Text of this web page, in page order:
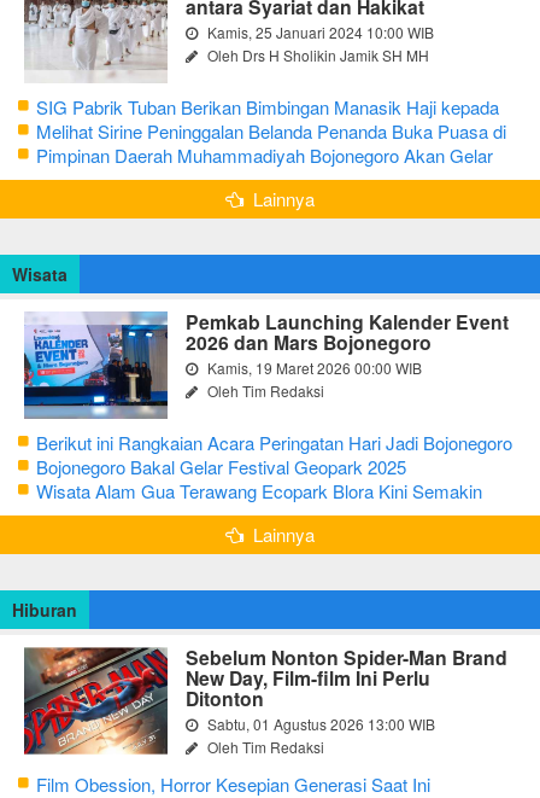
antara Syariat dan Hakikat
Kamis, 25 Januari 2024 10:00 WIB
Oleh Drs H Sholikin Jamik SH MH
SIG Pabrik Tuban Berikan Bimbingan Manasik Haji kepada
CJH Kabupaten Tuban
Melihat Sirine Peninggalan Belanda Penanda Buka Puasa di
Pendopo Bupati Blora
Pimpinan Daerah Muhammadiyah Bojonegoro Akan Gelar
Salat Iduladha 9 Juli 2022
Lainnya
Wisata
Pemkab Launching Kalender Event
2026 dan Mars Bojonegoro
Kamis, 19 Maret 2026 00:00 WIB
Oleh Tim Redaksi
Berikut ini Rangkaian Acara Peringatan Hari Jadi Bojonegoro
Ke-348 Tahun 2025
Bojonegoro Bakal Gelar Festival Geopark 2025
Wisata Alam Gua Terawang Ecopark Blora Kini Semakin
Menarik
Lainnya
Hiburan
Sebelum Nonton Spider-Man Brand
New Day, Film-film Ini Perlu
Ditonton
Sabtu, 01 Agustus 2026 13:00 WIB
Oleh Tim Redaksi
Film Obession, Horror Kesepian Generasi Saat Ini